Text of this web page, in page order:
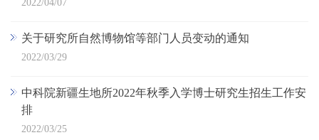
2022/04/07
关于研究所自然博物馆等部门人员变动的通知
2022/03/29
中科院新疆生地所2022年秋季入学博士研究生招生工作安
排
2022/03/25